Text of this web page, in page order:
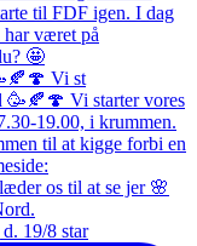
Vi st
19/8 star